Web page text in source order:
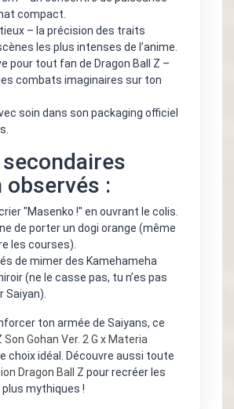
compact.
– la précision des traits
les plus intenses de l’anime.
pour tout fan de Dragon Ball Z –
combats imaginaires sur ton
soin dans son packaging officiel
observés :
"Masenko !" en ouvrant le colis.
de porter un dogi orange (même
les courses).
de mimer des Kamehameha
(ne le casse pas, tu n’es pas
Saiyan).
ton armée de Saiyans, ce
Son Gohan Ver. 2 G x Materia
choix idéal. Découvre aussi toute
Dragon Ball Z pour recréer les
mythiques !